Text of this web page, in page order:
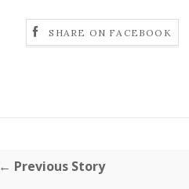
SHARE ON FACEBOOK
← Previous Story